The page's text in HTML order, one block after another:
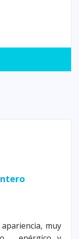
muy